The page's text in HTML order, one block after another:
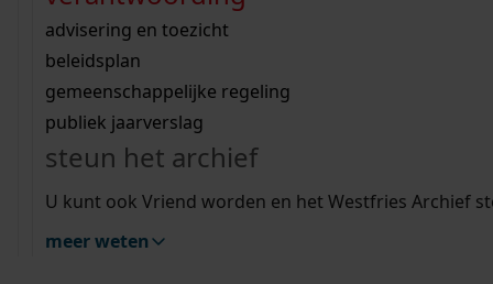
bouwvergunningen
omgevingsvergunningen
vergunningen
beeld en geluid
uitleg nodig?
Wij helpen u op weg met een aantal zoektips.
bekijk alle zoektips
Wij helpen u op weg met een aantal zoektips.
bekijk alle zoektips
bekijk ons geschiedenislokaal
advisering en toezicht
beleidsplan
gemeenschappelijke regeling
publiek jaarverslag
steun het archief
U kunt ook Vriend worden en het Westfries Archief
meer weten
zoektips
Mijn Studiezaal (inloggen)
uw zoekopdracht te